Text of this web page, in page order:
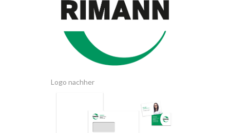
Logo nachher